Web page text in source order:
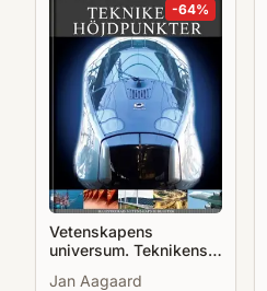
-64%
Vetenskapens
universum. Teknikens
Jan Aagaard